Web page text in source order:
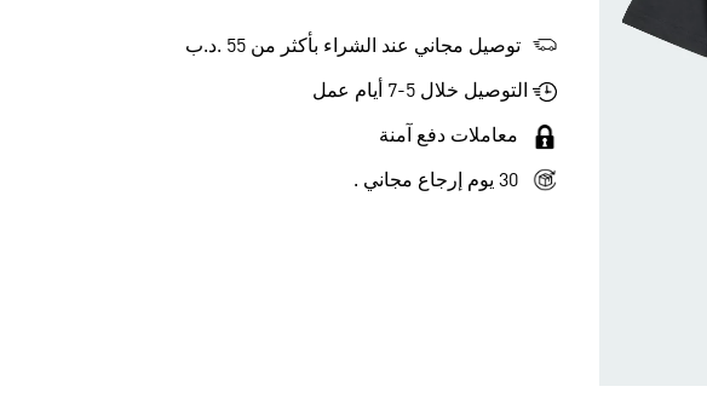
توصيل مجاني عند الشراء بأكثر من 55 .د.ب‎
التوصيل خلال 5-7 أيام عمل
معاملات دفع آمنة
30 يوم إرجاع مجاني .